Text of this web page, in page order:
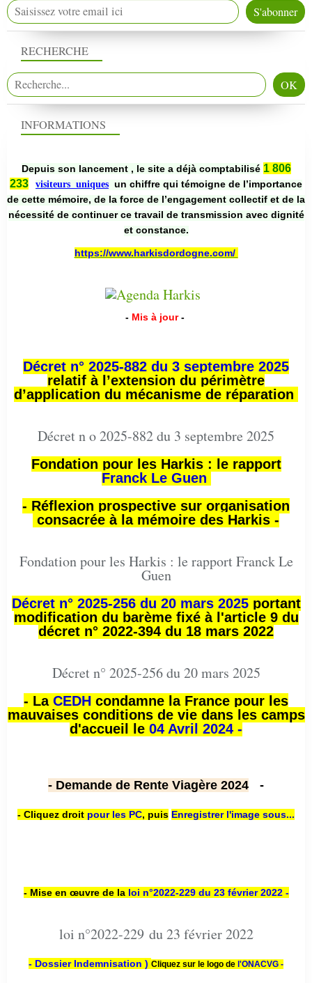
RECHERCHE
INFORMATIONS
Depuis son lancement , le site a déjà comptabilisé 1 806
233
visiteurs uniques un chiffre qui témoigne de l’importance
de cette mémoire, de la force de l’engagement collectif et de la
nécessité de continuer ce travail de transmission avec dignité
et constance.
https://www.harkisdordogne.com/
- Mis à jour -
Décret n° 2025-882 du 3 septembre 2025
relatif à l’extension du périmètre
d’application du mécanisme de réparation
Décret n o 2025-882 du 3 septembre 2025
Fondation pour les Harkis : le rapport
Franck Le Guen
- Réflexion prospective sur organisation
consacrée à la mémoire des Harkis -
Fondation pour les Harkis : le rapport Franck Le
Guen
Décret n° 2025-256 du 20 mars 2025portant
modification du barème fixé à l'article 9 du
décret n° 2022-394 du 18 mars 2022
Décret n° 2025-256 du 20 mars 2025
- La CEDH condamne la France pour les
mauvaises conditions de vie dans les camps
d'accueil le 04 Avril 2024 -
- Demande de Rente Viagère 2024 -
- Cliquez droit pour les PC, puis Enregistrer l'image sous...
- Mise en œuvre de la loi n°2022-229 du 23 février 2022 -
loi n°2022-229 du 23 février 2022
- Dossier Indemnisation ) Cliquez sur le logo de l'ONACVG -